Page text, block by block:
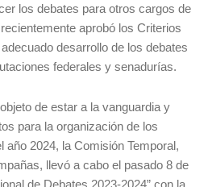
los debates para otros cargos de
aprobó los Criterios
desarrollo de los debates
federales y senadurías.
de estar a la vanguardia y
para la organización de los
año 2024, la Comisión Temporal,
llevó a cabo el pasado 8 de
de Debates 2023-2024” con la